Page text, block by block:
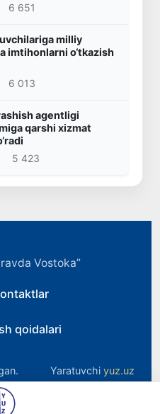
6 651
milliy
imtihonlarni o‘tkazish
6 013
agentligi
qarshi xizmat
5 423
Vostoka”
qoidalari
Yaratuvchi yuz.uz